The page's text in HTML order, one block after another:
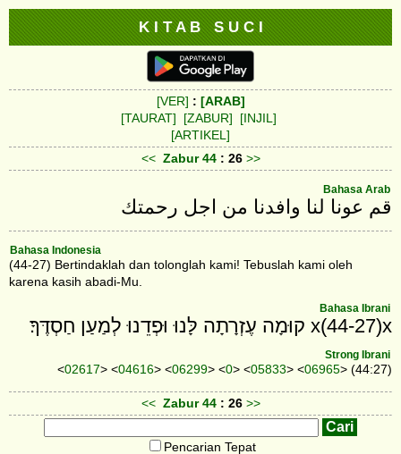
K I T A B S U C I
[VER] : [ARAB]
[TAURAT]
[ZABUR]
[INJIL]
[ARTIKEL]
<< Zabur 44 : 26 >>
Bahasa Arab
Bahasa Indonesia
(44-27) Bertindaklah dan tolonglah kami! Tebuslah kami oleh
karena kasih abadi-Mu.
Bahasa Ibrani
x(44-27)x קוּמָה עֶזְרָתָה לָּנוּ וּפְדֵנוּ לְמַעַן חַסְדֶּךָ׃
Strong Ibrani
<02617> <04616> <06299> <0> <05833> <06965> (44:27)
<< Zabur 44 : 26 >>
Pencarian Tepat